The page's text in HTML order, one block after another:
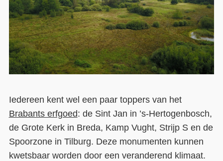
Iedereen kent wel een paar toppers van het
Brabants erfgoed: de Sint Jan in ’s-Hertogenbosch,
de Grote Kerk in Breda, Kamp Vught, Strijp S en de
Spoorzone in Tilburg. Deze monumenten kunnen
kwetsbaar worden door een veranderend klimaat.